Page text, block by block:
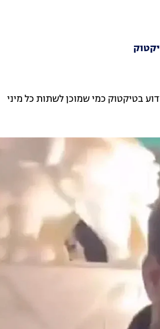
בטיקטוק כמי שמוכן לשתות כל מיני